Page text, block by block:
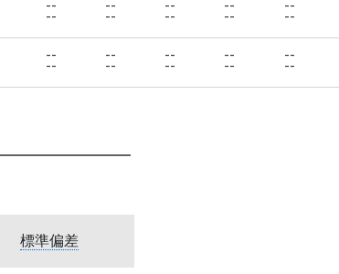
--
--
--
--
--
--
--
--
--
--
--
--
--
--
--
--
--
--
--
--
標準偏差